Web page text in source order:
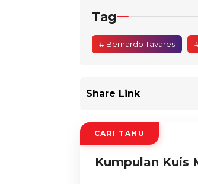
Tag
# Bernardo Tavares
Share Link
CARI TAHU
Kumpulan Kuis